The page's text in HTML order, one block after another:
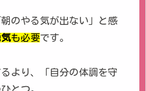
のやる気が出ない」と感
も必要です。
より、「自分の体調を守